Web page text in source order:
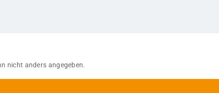
nicht anders angegeben.